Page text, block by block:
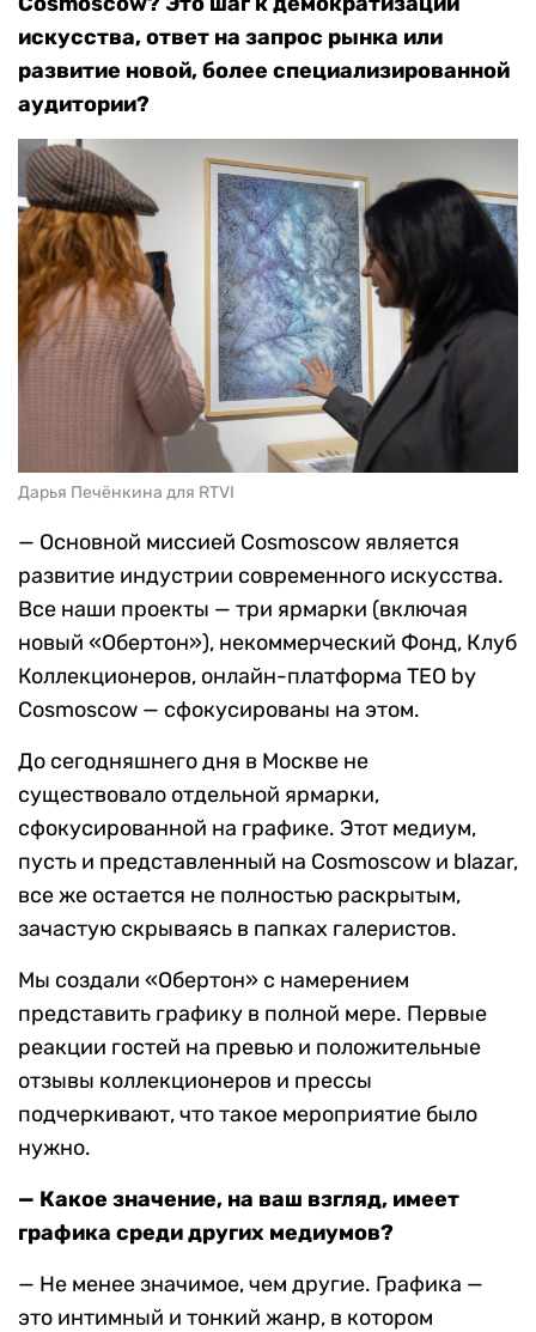
искусства, ответ на запрос рынка или
развитие новой, более специализированной
аудитории?
Дарья Печёнкина для RTVI
— Основной миссией Cosmoscow является
развитие индустрии современного искусства.
Все наши проекты — три ярмарки (включая
новый «Обертон»), некоммерческий Фонд, Клуб
Коллекционеров, онлайн-платформа TEO by
Cosmoscow — сфокусированы на этом.
До сегодняшнего дня в Москве не
существовало отдельной ярмарки,
сфокусированной на графике. Этот медиум,
пусть и представленный на Cosmoscow и blazar,
все же остается не полностью раскрытым,
зачастую скрываясь в папках галеристов.
Мы создали «Обертон» с намерением
представить графику в полной мере. Первые
реакции гостей на превью и положительные
отзывы коллекционеров и прессы
подчеркивают, что такое мероприятие было
нужно.
— Какое значение, на ваш взгляд, имеет
графика среди других медиумов?
— Не менее значимое, чем другие. Графика —
это интимный и тонкий жанр, в котором